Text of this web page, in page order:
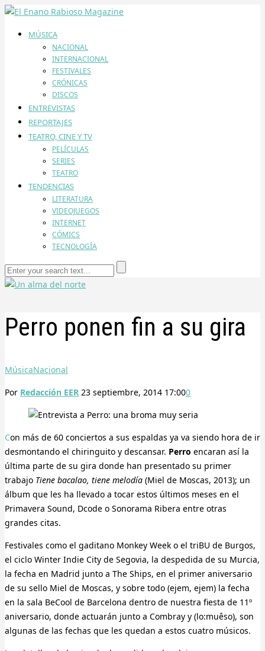
MÚSICA
NACIONAL
INTERNACIONAL
FESTIVALES
CRÓNICAS
DISCOS
ENTREVISTAS
REPORTAJES
TEATRO, CINE Y TV
PELÍCULAS
SERIES
TEATRO
TENDENCIAS
LITERATURA
VIDEOJUEGOS
INTERNET
CÓMICS
TECNOLOGÍA
Perro ponen fin a su gira
MúsicaNacional
Por Redacción EER 23 septiembre, 2014 17:000
Con más de 60 conciertos a sus espaldas ya va siendo hora de ir
desmontando el chiringuito y descansar. Perro encaran así la
última parte de su gira donde han presentado su primer
trabajo Tiene bacalao, tiene melodía (Miel de Moscas, 2013); un
álbum que les ha llevado a tocar estos últimos meses en el
Primavera Sound, Dcode o Sonorama Ribera entre otras
grandes citas.
Festivales como el gaditano Monkey Week o el triBU de Burgos,
el ciclo Winter Indie City de Segovia, la despedida de su Murcia,
la fecha en Madrid junto a The Ships, en el primer aniversario
de su sello Miel de Moscas, y sobre todo (ejem, ejem) la fecha
en la sala BeCool de Barcelona dentro de nuestra fiesta de 11º
aniversario, donde actuarán junto a Combray y (lo:muêso), son
algunas de las fechas que les quedan a estos cuatro músicos.